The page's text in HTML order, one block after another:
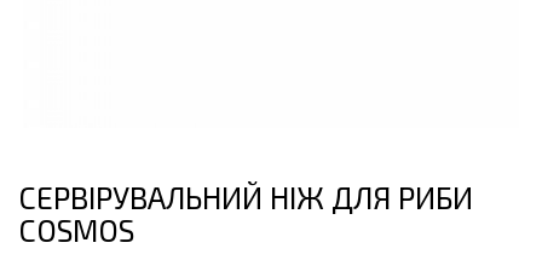
СЕРВІРУВАЛЬНИЙ НІЖ ДЛЯ РИБИ
COSMOS